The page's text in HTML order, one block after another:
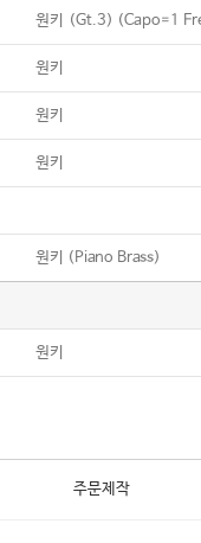
원키 (Gt.3) (Capo=1
원키
원키
원키
원키 (Piano Brass)
원키
주문제작